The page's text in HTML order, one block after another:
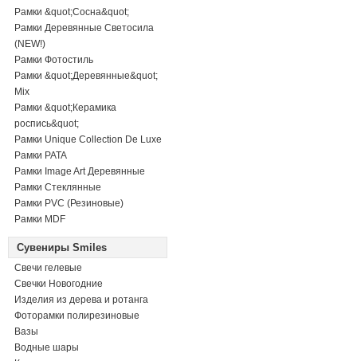
Рамки &quot;Сосна&quot;
Рамки Деревянные Светосила
(NEW!)
Рамки Фотостиль
Рамки &quot;Деревянные&quot;
Mix
Рамки &quot;Керамика
роспись&quot;
Рамки Unique Collection De Luxe
Рамки PATA
Рамки Image Art Деревянные
Рамки Стеклянные
Рамки PVC (Резиновые)
Рамки MDF
Сувениры Smiles
Свечи гелевые
Свечки Новогодние
Изделия из дерева и ротанга
Фоторамки полирезиновые
Вазы
Водные шары